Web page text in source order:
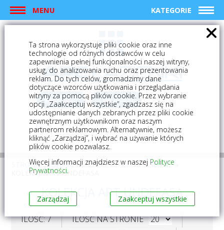
MENU KATEGORIE
logowanie rejestracja
Mój koszyk (0)
STRONA GŁÓWNA PŁYTKI
PŁYTKI ŚCIENNE
KOLEKCJA ART UNDEFASA
KOLEKCJA ART UNDEFASA
ILOŚĆ: 7
ILOŚĆ NA STRONIE
Ta strona wykorzystuje pliki cookie oraz inne
technologie od różnych dostawców w celu
zapewnienia pełnej funkcjonalności naszej witryny,
usług, do analizowania ruchu oraz prezentowania
reklam. Do tych celów, gromadzimy dane
dotyczące wzorców użytkowania i przeglądania
witryny za pomocą plików cookie. Przez wybranie
opcji „Zaakceptuj wszystkie”, zgadzasz się na
udostępnianie danych zebranych przez pliki cookie
zewnętrznym użytkownikom oraz naszym
partnerom reklamowym. Alternatywnie, możesz
kliknąć „Zarządzaj”, i wybrać na używanie których
plików cookie pozwalasz.
Więcej informacji znajdziesz w naszej Polityce
Prywatności.
Zarządzaj Zaakceptuj wszystkie